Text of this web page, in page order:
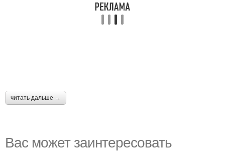
читать дальше →
Вас может заинтересовать